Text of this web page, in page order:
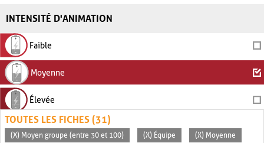
INTENSITÉ D'ANIMATION
Faible
Moyenne
Élevée
TOUTES LES FICHES (31)
(X) Moyen groupe (entre 30 et 100) (X) Équipe (X) Moyenne